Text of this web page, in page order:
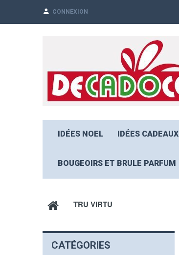
CONNEXION
IDÉES NOEL IDÉES CADEAUX
BOUGEOIRS ET BRULE PARFUM
TRU VIRTU
CATÉGORIES